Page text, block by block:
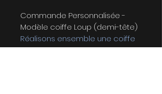
Commande Personnalisée -
Modèle coiffe Loup (demi-tête)
Réalisons ensemble une coiffe
qui vous ressemble!